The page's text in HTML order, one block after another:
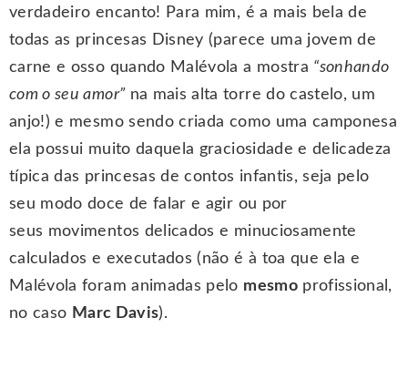
verdadeiro encanto! Para mim, é a mais bela de
todas as princesas Disney (parece uma jovem de
carne e osso quando Malévola a mostra “sonhando
com o seu amor” na mais alta torre do castelo, um
anjo!) e mesmo sendo criada como uma camponesa
ela possui muito daquela graciosidade e delicadeza
típica das princesas de contos infantis, seja pelo
seu modo doce de falar e agir ou por
seus movimentos delicados e minuciosamente
calculados e executados (não é à toa que ela e
Malévola foram animadas pelo mesmoprofissional,
no caso Marc Davis).